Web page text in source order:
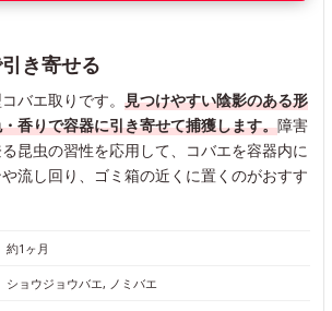
き寄せる
バエ取りです。 見つけやすい陰影のある形
香りで容器に引き寄せて捕獲します。障害
昆虫の習性を応用して、コバエを容器内に
流し回り、ゴミ箱の近くに置くのがおすす
約1ヶ月
ショウジョウバエ, ノミバエ